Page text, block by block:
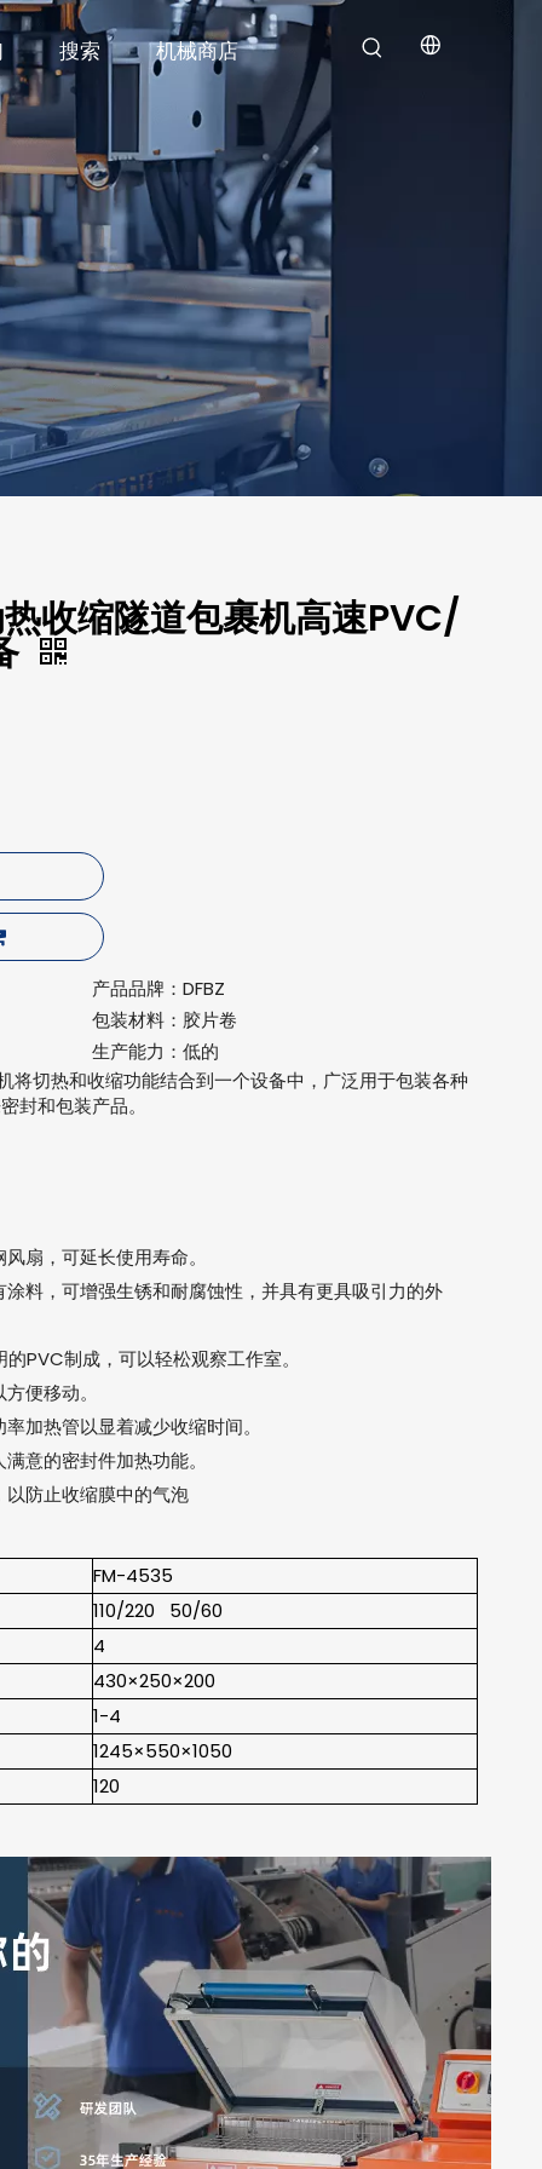
搜索 机械商店
收缩隧道包裹机高速PVC/
产品品牌： DFBZ
包装材料： 胶片卷
生产能力： 低的
将切热和收缩功能结合到一个设备中，广泛用于包装各种
封和包装产品。
扇，可延长使用寿命。
料，可增强生锈和耐腐蚀性，并具有更具吸引力的外
PVC制成，可以轻松观察工作室。
便移动。
加热管以显着减少收缩时间。
意的密封件加热功能。
防止收缩膜中的气泡
FM-4535
110/220 50/60
4
430×250×200
1-4
1245×550×1050
120